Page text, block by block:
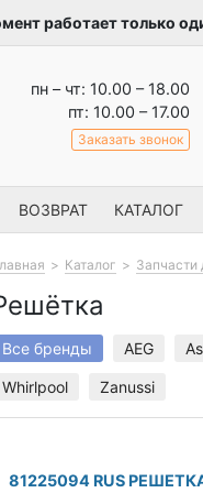
работает только
пн – чт: 10.00 – 18.00
пт: 10.00 – 17.00
Заказать звонок
ВОЗВРАТ КАТАЛОГ
Каталог Запчасти
Все бренды AEG
Whirlpool Zanussi
81225094 RUS